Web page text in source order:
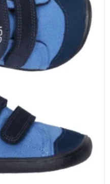
página
producto